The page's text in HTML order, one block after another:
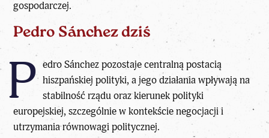
gospodarczej.
Pedro Sánchez dziś
P edro Sánchez pozostaje centralną postacią
hiszpańskiej polityki, a jego działania wpływają na
stabilność rządu oraz kierunek polityki
europejskiej, szczególnie w kontekście negocjacji i
utrzymania równowagi politycznej.